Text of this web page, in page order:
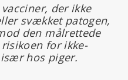
der ikke
svækket patogen,
den målrettede
for ikke-
hos piger.